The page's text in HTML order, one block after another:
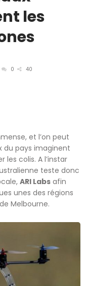
les
0 40
et l’on peut
du pays imaginent
colis. A l’instar
teste donc
ARI Labs afin
unes des régions
Melbourne.